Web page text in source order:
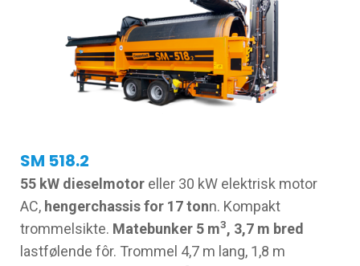
SM 518.2
55 kW dieselmotor eller 30 kW elektrisk motor
AC, hengerchassis for 17 tonn. Kompakt
trommelsikte. Matebunker 5 m3, 3,7 m bred
lastfølende fôr. Trommel 4,7 m lang, 1,8 m